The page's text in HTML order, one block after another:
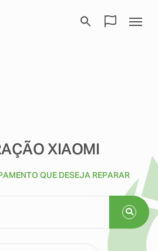
XIAOMI
QUE DESEJA REPARAR